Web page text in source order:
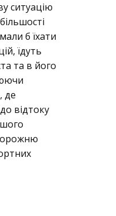
ситуацію
б їхати
їдуть
та в його
де
відтоку